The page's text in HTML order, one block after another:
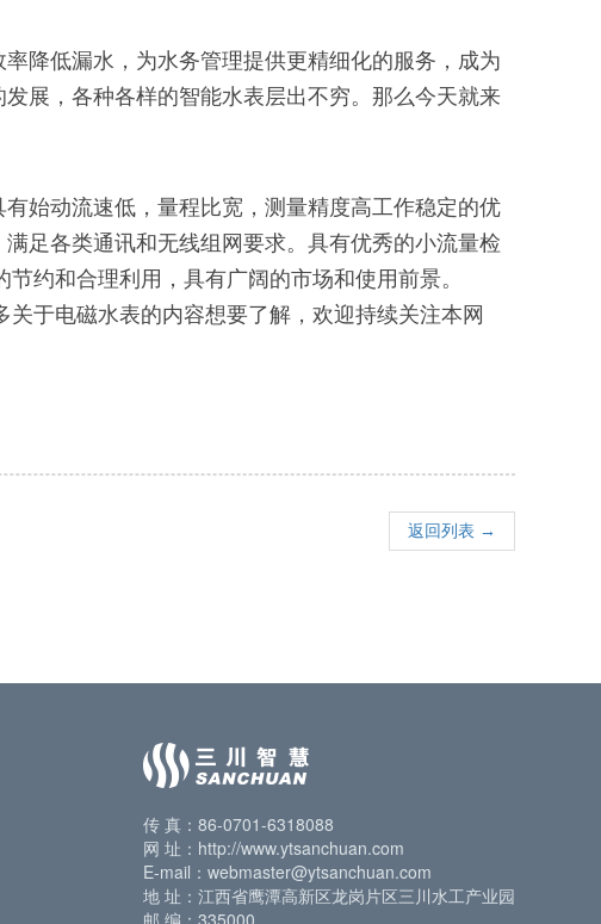
降低漏水，为水务管理提供更精细化的服务，成为
展，各种各样的智能水表层出不穷。那么今天就来
始动流速低，量程比宽，测量精度高工作稳定的优
足各类通讯和无线组网要求。具有优秀的小流量检
约和合理利用，具有广阔的市场和使用前景。
于电磁水表的内容想要了解，欢迎持续关注本网
返回列表 →
传 真：86-0701-6318088
网 址：http://www.ytsanchuan.com
E-mail：webmaster@ytsanchuan.com
地 址：江西省鹰潭高新区龙岗片区三川水工产业园
邮 编：335000